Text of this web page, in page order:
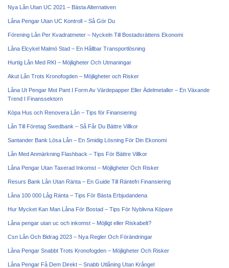
Nya Lån Utan UC 2021 – Bästa Alternativen
Låna Pengar Utan UC Kontroll – Så Gör Du
Förening Lån Per Kvadratmeter – Nyckeln Till Bostadsrättens Ekonomi
Låna Elcykel Malmö Stad – En Hållbar Transportlösning
Hurtig Lån Med RKI – Möjligheter Och Utmaningar
Akut Lån Trots Kronofogden – Möjligheter och Risker
Låna Ut Pengar Mot Pant I Form Av Värdepapper Eller Ädelmetaller – En Växande
Trend I Finanssektorn
Köpa Hus och Renovera Lån – Tips för Finansiering
Lån Till Företag Swedbank – Så Får Du Bättre Villkor
Santander Bank Lösa Lån – En Smidig Lösning För Din Ekonomi
Lån Med Anmärkning Flashback – Tips För Bättre Villkor
Låna Pengar Utan Taxerad Inkomst – Möjligheter Och Risker
Resurs Bank Lån Utan Ränta – En Guide Till Räntefri Finansiering
Låna 100 000 Låg Ränta – Tips För Bästa Erbjudandena
Hur Mycket Kan Man Låna För Bostad – Tips För Nyblivna Köpare
Låna pengar utan uc och inkomst – Möjligt eller Riskabelt?
Csn Lån Och Bidrag 2023 – Nya Regler Och Förändringar
Låna Pengar Snabbt Trots Kronofogden – Möjligheter Och Risker
Låna Pengar Få Dem Direkt – Snabb Utlåning Utan Krångel